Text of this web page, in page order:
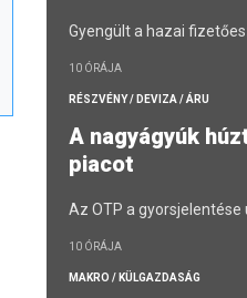
Gyengült a hazai
10 ÓRÁJA
RÉSZVÉNY / DEVIZA / ÁRU
A nagyágyúk
piacot
Az OTP a gyorsjelentése
10 ÓRÁJA
MAKRO / KÜLGAZDASÁG